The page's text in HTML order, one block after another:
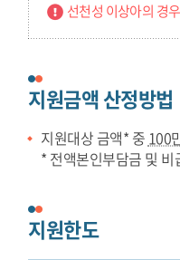
선천성 이상아의 경
지원금액 산정방법
지원대상 금액* 중 100
* 전액본인부담금 및
지원한도